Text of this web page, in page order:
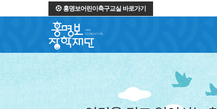
홍명보어린이축구교실 바로가기